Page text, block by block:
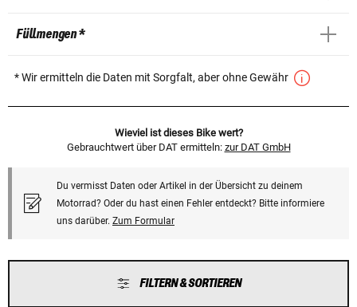
Füllmengen *
* Wir ermitteln die Daten mit Sorgfalt, aber ohne Gewähr
Wieviel ist dieses Bike wert?
Gebrauchtwert über DAT ermitteln: zur DAT GmbH
Du vermisst Daten oder Artikel in der Übersicht zu deinem
Motorrad? Oder du hast einen Fehler entdeckt? Bitte informiere
uns darüber. Zum Formular
FILTERN & SORTIEREN